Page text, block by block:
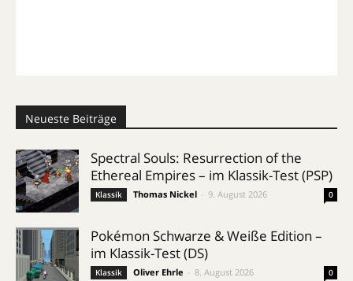
Neueste Beiträge
Spectral Souls: Resurrection of the
Ethereal Empires – im Klassik-Test (PSP)
Klassik Thomas Nickel 9. August 2026 0
Pokémon Schwarze & Weiße Edition –
im Klassik-Test (DS)
Klassik Oliver Ehrle 8. August 2026 0